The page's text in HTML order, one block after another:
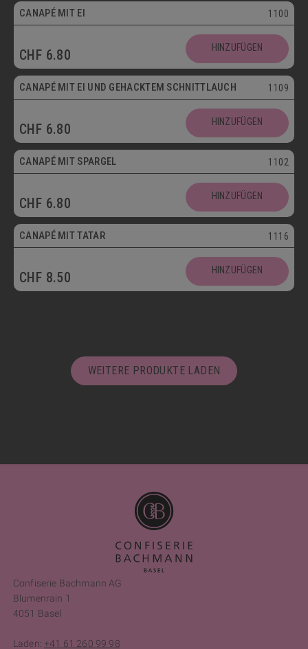
CANAPÉ MIT EI 1100
CHF 6.80 HINZUFÜGEN
Vegetarisch
CANAPÉ MIT EI UND GEHACKTEM SCHNITTLAUCH 1109
CHF 6.80 HINZUFÜGEN
CANAPÉ MIT SPARGEL 1102
CHF 6.80 HINZUFÜGEN
CANAPÉ MIT TATAR 1116
CHF 8.50 HINZUFÜGEN
WEITERE PRODUKTE LADEN
Confiserie Bachmann AG
Blumenrain 1
4051 Basel
Laden:+41 61 260 99 98